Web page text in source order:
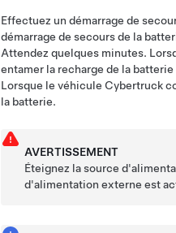
Effectuez un démarrage de
démarrage de secours de la
Attendez quelques minutes.
entamer la recharge de la
Lorsque le véhicule Cybertruck
la batterie.
AVERTISSEMENT
Éteignez la source
d'alimentation externe est